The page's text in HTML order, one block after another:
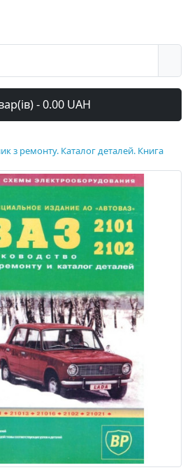
- 0.00 UAH
з ремонту. Каталог деталей. Книга